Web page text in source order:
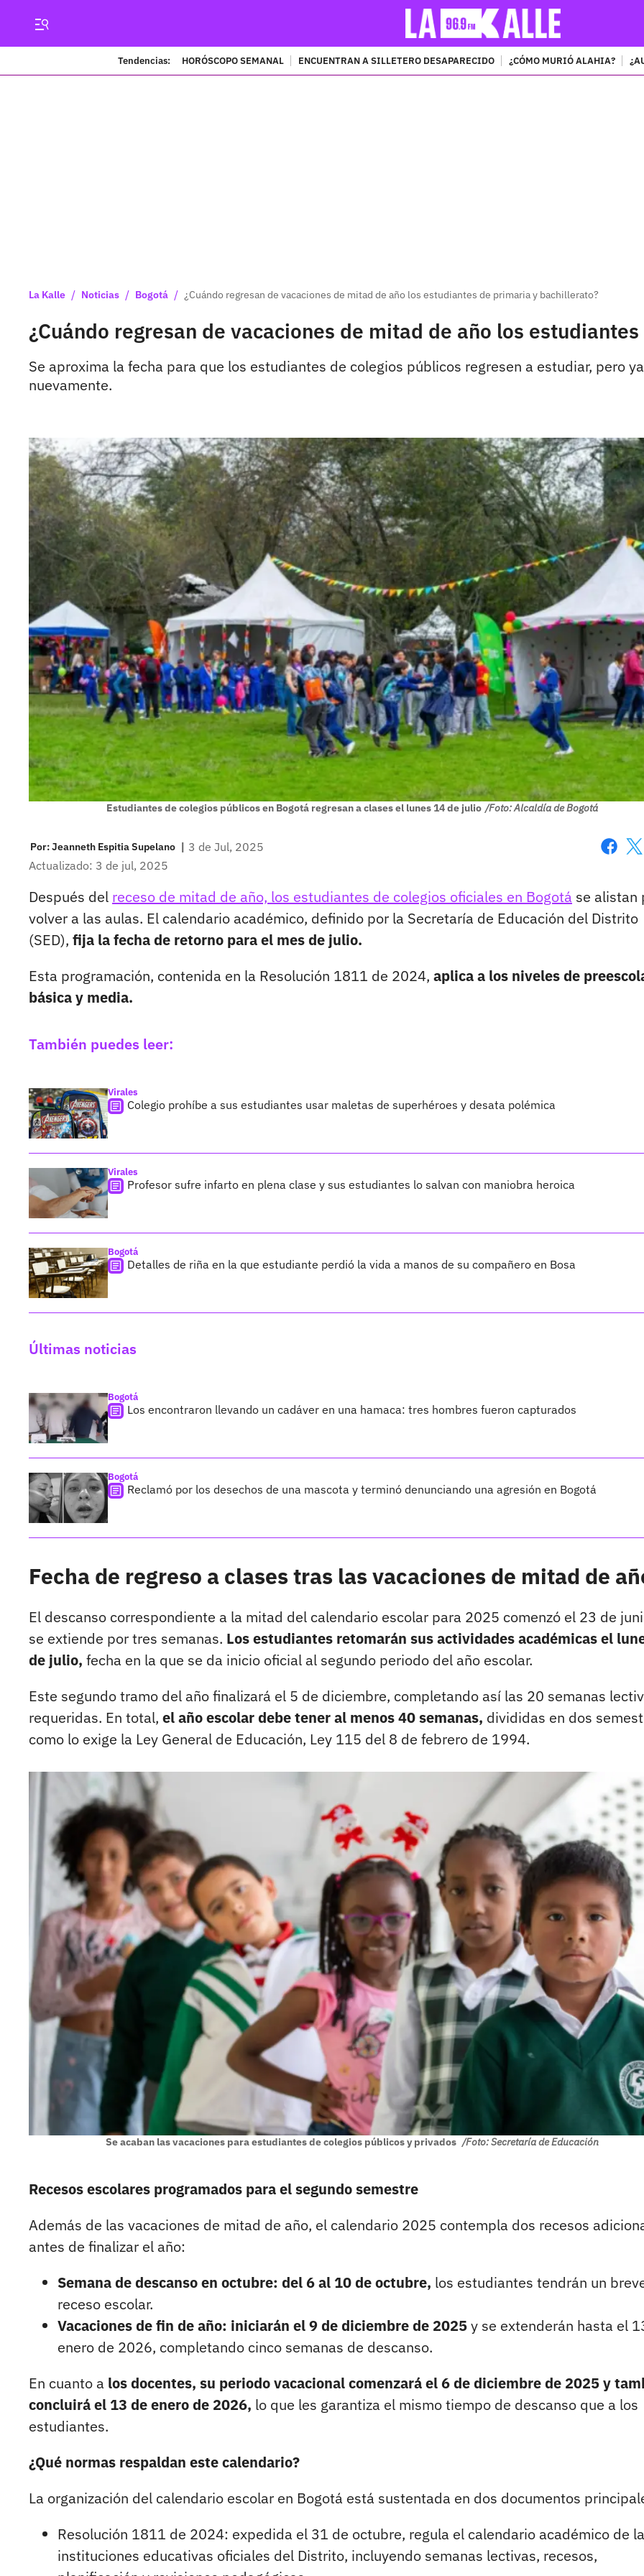
Tendencias: HORÓSCOPO SEMANAL ENCUENTRAN A SILLETERO DESAPARECIDO ¿CÓMO MURIÓ ALAHIA?
La Kalle / Noticias / Bogotá / ¿Cuándo regresan de vacaciones de mitad de año los estudiantes de primaria y bachillerato?
¿Cuándo regresan de vacaciones de mitad de año los
Se aproxima la fecha para que los estudiantes de colegios públicos regresen a estudiar, pero
nuevamente.
Estudiantes de colegios públicos en Bogotá regresan a clases el lunes 14 de julio /Foto: Alcaldía de Bogotá
Por:Jeanneth Espitia Supelano | 3 de Jul, 2025
Actualizado: 3 de jul, 2025
Después del receso de mitad de año, los estudiantes de colegios oficiales en Bogotá se alistan
volver a las aulas. El calendario académico, definido por la Secretaría de Educación del Distrito
(SED), fija la fecha de retorno para el mes de julio.
Esta programación, contenida en la Resolución 1811 de 2024, aplica a los niveles de
básica y media.
También puedes leer:
Virales
Colegio prohíbe a sus estudiantes usar maletas de superhéroes y desata polémica
Virales
Profesor sufre infarto en plena clase y sus estudiantes lo salvan con maniobra heroica
Bogotá
Detalles de riña en la que estudiante perdió la vida a manos de su compañero en Bosa
Últimas noticias
Bogotá
Los encontraron llevando un cadáver en una hamaca: tres hombres fueron capturados
Bogotá
Reclamó por los desechos de una mascota y terminó denunciando una agresión en Bogotá
Fecha de regreso a clases tras las vacaciones de mitad de
El descanso correspondiente a la mitad del calendario escolar para 2025 comenzó el 23 de
se extiende por tres semanas. Los estudiantes retomarán sus actividades académicas el
de julio, fecha en la que se da inicio oficial al segundo periodo del año escolar.
Este segundo tramo del año finalizará el 5 de diciembre, completando así las 20 semanas
requeridas. En total, el año escolar debe tener al menos 40 semanas, divididas en dos
como lo exige la Ley General de Educación, Ley 115 del 8 de febrero de 1994.
Se acaban las vacaciones para estudiantes de colegios públicos y privados /Foto: Secretaría de Educación
Recesos escolares programados para el segundo semestre
Además de las vacaciones de mitad de año, el calendario 2025 contempla dos recesos
antes de finalizar el año:
Semana de descanso en octubre: del 6 al 10 de octubre, los estudiantes tendrán un
receso escolar.
Vacaciones de fin de año: iniciarán el 9 de diciembre de 2025y se extenderán hasta el
enero de 2026, completando cinco semanas de descanso.
En cuanto a los docentes, su periodo vacacional comenzará el 6 de diciembre de 2025 y
concluirá el 13 de enero de 2026, lo que les garantiza el mismo tiempo de descanso que a los
estudiantes.
¿Qué normas respaldan este calendario?
La organización del calendario escolar en Bogotá está sustentada en dos documentos
Resolución 1811 de 2024: expedida el 31 de octubre, regula el calendario académico de
instituciones educativas oficiales del Distrito, incluyendo semanas lectivas, recesos,